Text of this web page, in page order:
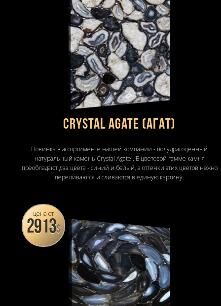
Crystal Agate (Агат)
Новинка в ассортименте нашей компании - полудрагоценный
натуральный камень Crystal Agate . В цветовой гамме камня
преобладают два цвета - синий и белый, а оттенки этих цветов нежно
переливаются и сливаются в единую картину.
цена от
2913$